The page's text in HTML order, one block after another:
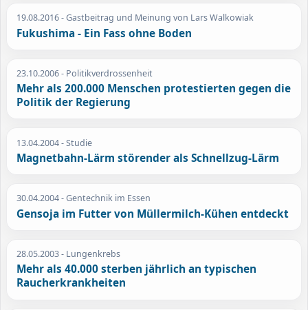
19.08.2016- Gastbeitrag und Meinung von Lars Walkowiak
Fukushima - Ein Fass ohne Boden
23.10.2006- Politikverdrossenheit
Mehr als 200.000 Menschen protestierten gegen die
Politik der Regierung
13.04.2004- Studie
Magnetbahn-Lärm störender als Schnellzug-Lärm
30.04.2004- Gentechnik im Essen
Gensoja im Futter von Müllermilch-Kühen entdeckt
28.05.2003- Lungenkrebs
Mehr als 40.000 sterben jährlich an typischen
Raucherkrankheiten